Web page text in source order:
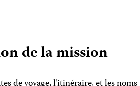
de la mission